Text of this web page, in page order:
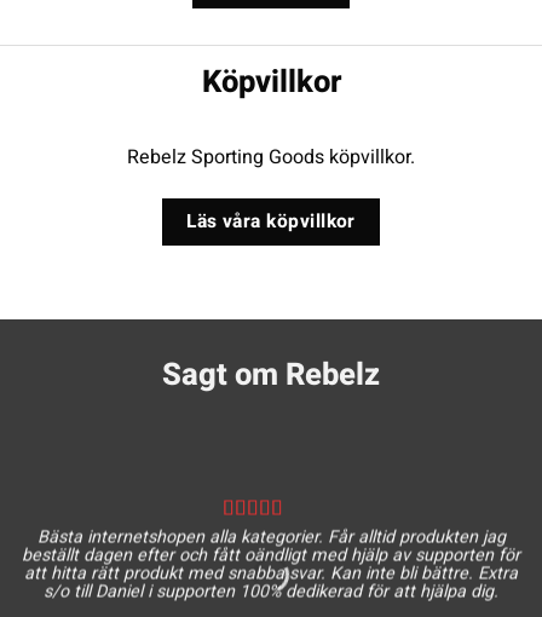
Köpvillkor
Rebelz Sporting Goods köpvillkor.
Läs våra köpvillkor
Sagt om Rebelz
Bästa internetshopen alla kategorier. Får alltid produkten jag
beställt dagen efter och fått oändligt med hjälp av supporten för
att hitta rätt produkt med snabba svar. Kan inte bli bättre. Extra
s/o till Daniel i supporten 100% dedikerad för att hjälpa dig.